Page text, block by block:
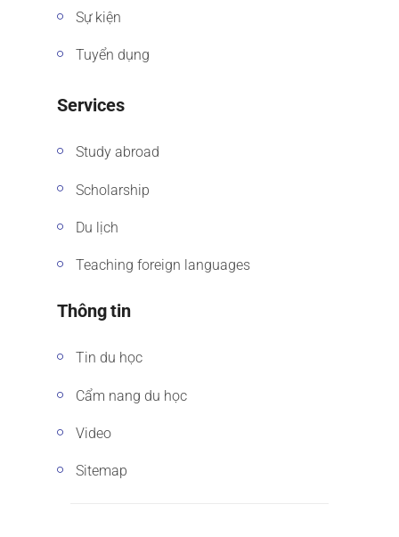
Sự kiện
Tuyển dụng
Services
Study abroad
Scholarship
Du lịch
Teaching foreign languages
Thông tin
Tin du học
Cẩm nang du học
Video
Sitemap